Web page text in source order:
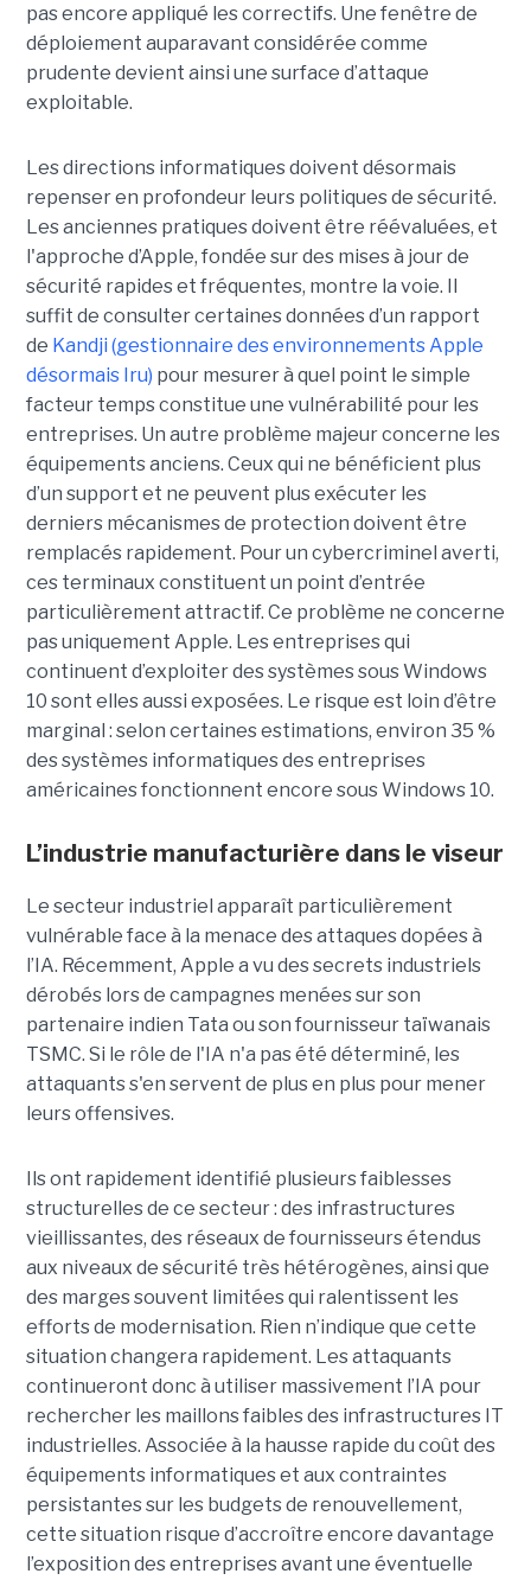
pas encore appliqué les correctifs. Une fenêtre de
déploiement auparavant considérée comme
prudente devient ainsi une surface d’attaque
exploitable.
Les directions informatiques doivent désormais
repenser en profondeur leurs politiques de sécurité.
Les anciennes pratiques doivent être réévaluées, et
l'approche d’Apple, fondée sur des mises à jour de
sécurité rapides et fréquentes, montre la voie. Il
suffit de consulter certaines données d’un rapport
de Kandji (gestionnaire des environnements Apple
désormais Iru) pour mesurer à quel point le simple
facteur temps constitue une vulnérabilité pour les
entreprises. Un autre problème majeur concerne les
équipements anciens. Ceux qui ne bénéficient plus
d’un support et ne peuvent plus exécuter les
derniers mécanismes de protection doivent être
remplacés rapidement. Pour un cybercriminel averti,
ces terminaux constituent un point d’entrée
particulièrement attractif. Ce problème ne concerne
pas uniquement Apple. Les entreprises qui
continuent d’exploiter des systèmes sous Windows
10 sont elles aussi exposées. Le risque est loin d’être
marginal : selon certaines estimations, environ 35 %
des systèmes informatiques des entreprises
américaines fonctionnent encore sous Windows 10.
L’industrie manufacturière dans le viseur
Le secteur industriel apparaît particulièrement
vulnérable face à la menace des attaques dopées à
l’IA. Récemment, Apple a vu des secrets industriels
dérobés lors de campagnes menées sur son
partenaire indien Tata ou son fournisseur taïwanais
TSMC. Si le rôle de l'IA n'a pas été déterminé, les
attaquants s'en servent de plus en plus pour mener
leurs offensives.
Ils ont rapidement identifié plusieurs faiblesses
structurelles de ce secteur : des infrastructures
vieillissantes, des réseaux de fournisseurs étendus
aux niveaux de sécurité très hétérogènes, ainsi que
des marges souvent limitées qui ralentissent les
efforts de modernisation. Rien n’indique que cette
situation changera rapidement. Les attaquants
continueront donc à utiliser massivement l’IA pour
rechercher les maillons faibles des infrastructures IT
industrielles. Associée à la hausse rapide du coût des
équipements informatiques et aux contraintes
persistantes sur les budgets de renouvellement,
cette situation risque d’accroître encore davantage
l’exposition des entreprises avant une éventuelle